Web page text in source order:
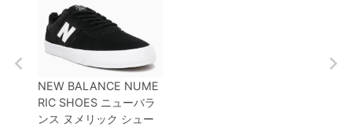
NEW BALANCE NUME
RIC SHOES ニューバラ
ンス ヌメリック シュー